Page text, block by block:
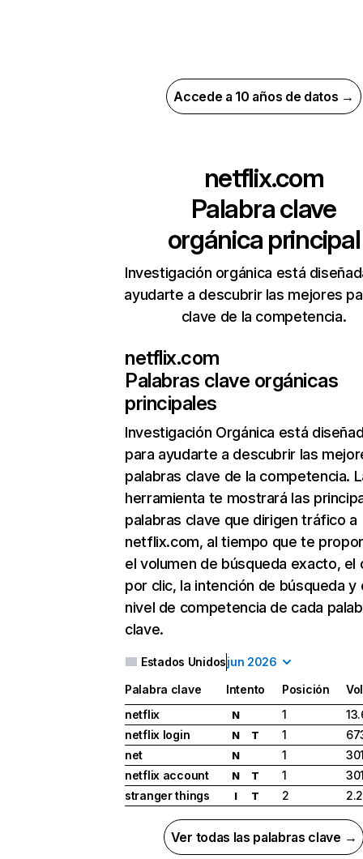
Accede a 10 años de datos →
netflix.com
Palabra clave
orgánica principal
Investigación orgánica está
ayudarte a descubrir las mejores
clave de la competencia.
netflix.com
Palabras clave orgánicas
principales
Investigación Orgánica está
para ayudarte a descubrir las
palabras clave de la competencia.
herramienta te mostrará las
palabras clave que dirigen tráfico a
netflix.com, al tiempo que te
el volumen de búsqueda exacto, el
por clic, la intención de búsqueda y
nivel de competencia de cada
clave.
Estados Unidosjun 2026
Palabra clave Intento Posición
netflix
N 1
netflix login
N T 1
net
N 1
netflix account
N T 1
stranger things
I T 2
Ver todas las palabras clave →